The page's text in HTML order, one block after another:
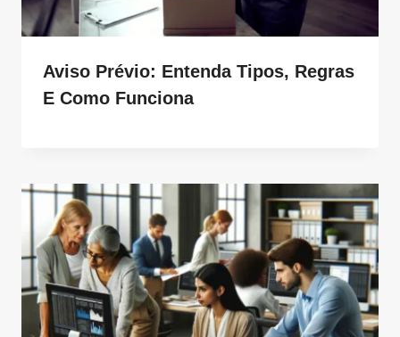
Aviso Prévio: Entenda Tipos, Regras
E Como Funciona